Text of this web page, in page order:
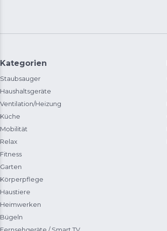
Kategorien
Staubsauger
Haushaltsgeräte
Ventilation/Heizung
Küche
Mobilität
Relax
Fitness
Garten
Körperpflege
Haustiere
Heimwerken
Bügeln